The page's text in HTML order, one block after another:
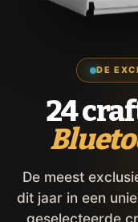
DE
24
De meest
dit jaar in een
geselecteerde